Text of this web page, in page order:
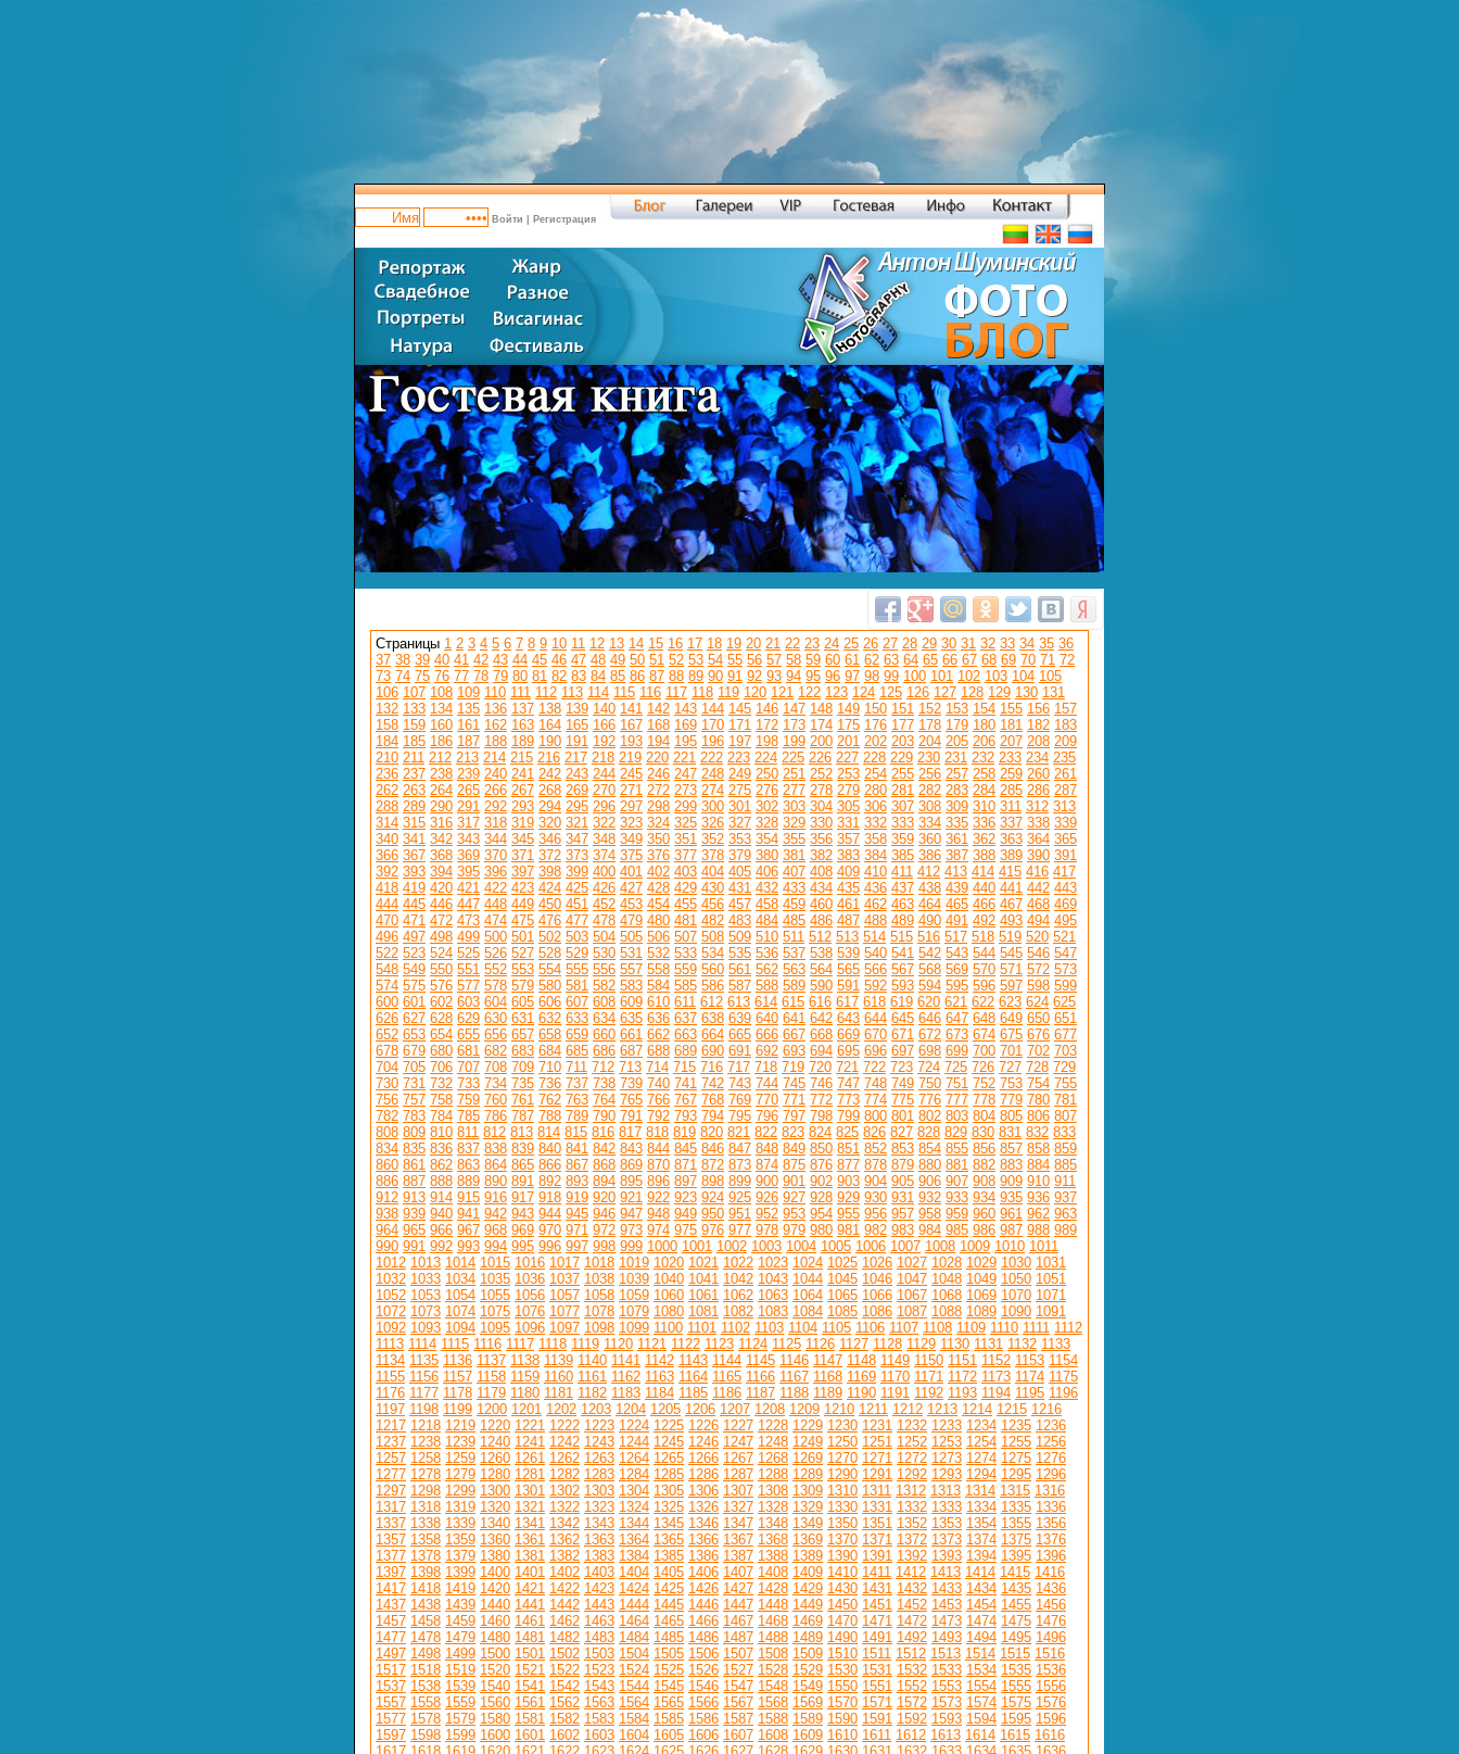
Войти Регистрация
Страницы 1 2 3 4 5 6 7 8 9 10 11 12 13 14 15 16 17 18 19 20 21 22 23 24 25 26 27 28 29 30 31 32 33 34 35 36
37 38 39 40 41 42 43 44 45 46 47 48 49 50 51 52 53 54 55 56 57 58 59 60 61 62 63 64 65 66 67 68 69 70 71 72
73 74 75 76 77 78 79 80 81 82 83 84 85 86 87 88 89 90 91 92 93 94 95 96 97 98 99 100 101 102 103 104 105
106 107 108 109 110 111 112 113 114 115 116 117 118 119 120 121 122 123 124 125 126 127 128 129 130 131
132 133 134 135 136 137 138 139 140 141 142 143 144 145 146 147 148 149 150 151 152 153 154 155 156 157
158 159 160 161 162 163 164 165 166 167 168 169 170 171 172 173 174 175 176 177 178 179 180 181 182 183
184 185 186 187 188 189 190 191 192 193 194 195 196 197 198 199 200 201 202 203 204 205 206 207 208 209
210 211 212 213 214 215 216 217 218 219 220 221 222 223 224 225 226 227 228 229 230 231 232 233 234 235
236 237 238 239 240 241 242 243 244 245 246 247 248 249 250 251 252 253 254 255 256 257 258 259 260 261
262 263 264 265 266 267 268 269 270 271 272 273 274 275 276 277 278 279 280 281 282 283 284 285 286 287
288 289 290 291 292 293 294 295 296 297 298 299 300 301 302 303 304 305 306 307 308 309 310 311 312 313
314 315 316 317 318 319 320 321 322 323 324 325 326 327 328 329 330 331 332 333 334 335 336 337 338 339
340 341 342 343 344 345 346 347 348 349 350 351 352 353 354 355 356 357 358 359 360 361 362 363 364 365
366 367 368 369 370 371 372 373 374 375 376 377 378 379 380 381 382 383 384 385 386 387 388 389 390 391
392 393 394 395 396 397 398 399 400 401 402 403 404 405 406 407 408 409 410 411 412 413 414 415 416 417
418 419 420 421 422 423 424 425 426 427 428 429 430 431 432 433 434 435 436 437 438 439 440 441 442 443
444 445 446 447 448 449 450 451 452 453 454 455 456 457 458 459 460 461 462 463 464 465 466 467 468 469
470 471 472 473 474 475 476 477 478 479 480 481 482 483 484 485 486 487 488 489 490 491 492 493 494 495
496 497 498 499 500 501 502 503 504 505 506 507 508 509 510 511 512 513 514 515 516 517 518 519 520 521
522 523 524 525 526 527 528 529 530 531 532 533 534 535 536 537 538 539 540 541 542 543 544 545 546 547
548 549 550 551 552 553 554 555 556 557 558 559 560 561 562 563 564 565 566 567 568 569 570 571 572 573
574 575 576 577 578 579 580 581 582 583 584 585 586 587 588 589 590 591 592 593 594 595 596 597 598 599
600 601 602 603 604 605 606 607 608 609 610 611 612 613 614 615 616 617 618 619 620 621 622 623 624 625
626 627 628 629 630 631 632 633 634 635 636 637 638 639 640 641 642 643 644 645 646 647 648 649 650 651
652 653 654 655 656 657 658 659 660 661 662 663 664 665 666 667 668 669 670 671 672 673 674 675 676 677
678 679 680 681 682 683 684 685 686 687 688 689 690 691 692 693 694 695 696 697 698 699 700 701 702 703
704 705 706 707 708 709 710 711 712 713 714 715 716 717 718 719 720 721 722 723 724 725 726 727 728 729
730 731 732 733 734 735 736 737 738 739 740 741 742 743 744 745 746 747 748 749 750 751 752 753 754 755
756 757 758 759 760 761 762 763 764 765 766 767 768 769 770 771 772 773 774 775 776 777 778 779 780 781
782 783 784 785 786 787 788 789 790 791 792 793 794 795 796 797 798 799 800 801 802 803 804 805 806 807
808 809 810 811 812 813 814 815 816 817 818 819 820 821 822 823 824 825 826 827 828 829 830 831 832 833
834 835 836 837 838 839 840 841 842 843 844 845 846 847 848 849 850 851 852 853 854 855 856 857 858 859
860 861 862 863 864 865 866 867 868 869 870 871 872 873 874 875 876 877 878 879 880 881 882 883 884 885
886 887 888 889 890 891 892 893 894 895 896 897 898 899 900 901 902 903 904 905 906 907 908 909 910 911
912 913 914 915 916 917 918 919 920 921 922 923 924 925 926 927 928 929 930 931 932 933 934 935 936 937
938 939 940 941 942 943 944 945 946 947 948 949 950 951 952 953 954 955 956 957 958 959 960 961 962 963
964 965 966 967 968 969 970 971 972 973 974 975 976 977 978 979 980 981 982 983 984 985 986 987 988 989
990 991 992 993 994 995 996 997 998 999 1000 1001 1002 1003 1004 1005 1006 1007 1008 1009 1010 1011
1012 1013 1014 1015 1016 1017 1018 1019 1020 1021 1022 1023 1024 1025 1026 1027 1028 1029 1030 1031
1032 1033 1034 1035 1036 1037 1038 1039 1040 1041 1042 1043 1044 1045 1046 1047 1048 1049 1050 1051
1052 1053 1054 1055 1056 1057 1058 1059 1060 1061 1062 1063 1064 1065 1066 1067 1068 1069 1070 1071
1072 1073 1074 1075 1076 1077 1078 1079 1080 1081 1082 1083 1084 1085 1086 1087 1088 1089 1090 1091
1092 1093 1094 1095 1096 1097 1098 1099 1100 1101 1102 1103 1104 1105 1106 1107 1108 1109 1110 1111 1112
1113 1114 1115 1116 1117 1118 1119 1120 1121 1122 1123 1124 1125 1126 1127 1128 1129 1130 1131 1132 1133
1134 1135 1136 1137 1138 1139 1140 1141 1142 1143 1144 1145 1146 1147 1148 1149 1150 1151 1152 1153 1154
1155 1156 1157 1158 1159 1160 1161 1162 1163 1164 1165 1166 1167 1168 1169 1170 1171 1172 1173 1174 1175
1176 1177 1178 1179 1180 1181 1182 1183 1184 1185 1186 1187 1188 1189 1190 1191 1192 1193 1194 1195 1196
1197 1198 1199 1200 1201 1202 1203 1204 1205 1206 1207 1208 1209 1210 1211 1212 1213 1214 1215 1216
1217 1218 1219 1220 1221 1222 1223 1224 1225 1226 1227 1228 1229 1230 1231 1232 1233 1234 1235 1236
1237 1238 1239 1240 1241 1242 1243 1244 1245 1246 1247 1248 1249 1250 1251 1252 1253 1254 1255 1256
1257 1258 1259 1260 1261 1262 1263 1264 1265 1266 1267 1268 1269 1270 1271 1272 1273 1274 1275 1276
1277 1278 1279 1280 1281 1282 1283 1284 1285 1286 1287 1288 1289 1290 1291 1292 1293 1294 1295 1296
1297 1298 1299 1300 1301 1302 1303 1304 1305 1306 1307 1308 1309 1310 1311 1312 1313 1314 1315 1316
1317 1318 1319 1320 1321 1322 1323 1324 1325 1326 1327 1328 1329 1330 1331 1332 1333 1334 1335 1336
1337 1338 1339 1340 1341 1342 1343 1344 1345 1346 1347 1348 1349 1350 1351 1352 1353 1354 1355 1356
1357 1358 1359 1360 1361 1362 1363 1364 1365 1366 1367 1368 1369 1370 1371 1372 1373 1374 1375 1376
1377 1378 1379 1380 1381 1382 1383 1384 1385 1386 1387 1388 1389 1390 1391 1392 1393 1394 1395 1396
1397 1398 1399 1400 1401 1402 1403 1404 1405 1406 1407 1408 1409 1410 1411 1412 1413 1414 1415 1416
1417 1418 1419 1420 1421 1422 1423 1424 1425 1426 1427 1428 1429 1430 1431 1432 1433 1434 1435 1436
1437 1438 1439 1440 1441 1442 1443 1444 1445 1446 1447 1448 1449 1450 1451 1452 1453 1454 1455 1456
1457 1458 1459 1460 1461 1462 1463 1464 1465 1466 1467 1468 1469 1470 1471 1472 1473 1474 1475 1476
1477 1478 1479 1480 1481 1482 1483 1484 1485 1486 1487 1488 1489 1490 1491 1492 1493 1494 1495 1496
1497 1498 1499 1500 1501 1502 1503 1504 1505 1506 1507 1508 1509 1510 1511 1512 1513 1514 1515 1516
1517 1518 1519 1520 1521 1522 1523 1524 1525 1526 1527 1528 1529 1530 1531 1532 1533 1534 1535 1536
1537 1538 1539 1540 1541 1542 1543 1544 1545 1546 1547 1548 1549 1550 1551 1552 1553 1554 1555 1556
1557 1558 1559 1560 1561 1562 1563 1564 1565 1566 1567 1568 1569 1570 1571 1572 1573 1574 1575 1576
1577 1578 1579 1580 1581 1582 1583 1584 1585 1586 1587 1588 1589 1590 1591 1592 1593 1594 1595 1596
1597 1598 1599 1600 1601 1602 1603 1604 1605 1606 1607 1608 1609 1610 1611 1612 1613 1614 1615 1616